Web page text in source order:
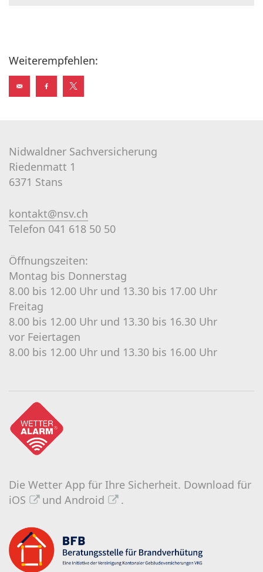
Weiterempfehlen:
Nidwaldner Sachversicherung
Riedenmatt 1
6371 Stans
kontakt@nsv.ch
Telefon 041 618 50 50
Öffnungszeiten:
Montag bis Donnerstag
8.00 bis 12.00 Uhr und 13.30 bis 17.00 Uhr
Freitag
8.00 bis 12.00 Uhr und 13.30 bis 16.30 Uhr
vor Feiertagen
8.00 bis 12.00 Uhr und 13.30 bis 16.00 Uhr
Die Wetter App für Ihre Sicherheit. Download für
iOS
und Android .